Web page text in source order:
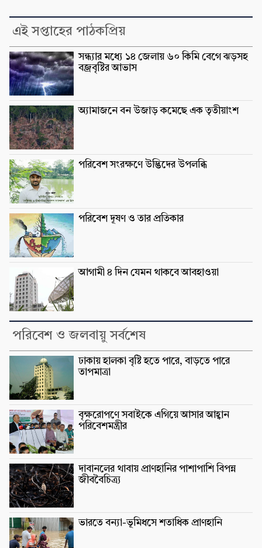
এই সপ্তাহের পাঠকপ্রিয়
সন্ধ্যার মধ্যে ১৪ জেলায় ৬০ কিমি বেগে ঝড়সহ
বজ্রবৃষ্টির আভাস
অ্যামাজনে বন উজাড় কমেছে এক তৃতীয়াংশ
পরিবেশ সংরক্ষণে উদ্ভিদের উপলব্ধি
পরিবেশ দূষণ ও তার প্রতিকার
আগামী ৪ দিন যেমন থাকবে আবহাওয়া
পরিবেশ ও জলবায়ু সর্বশেষ
ঢাকায় হালকা বৃষ্টি হতে পারে, বাড়তে পারে
তাপমাত্রা
বৃক্ষরোপণে সবাইকে এগিয়ে আসার আহ্বান
পরিবেশমন্ত্রীর
দাবানলের থাবায় প্রাণহানির পাশাপাশি বিপন্ন
জীববৈচিত্র্য
ভারতে বন্যা-ভূমিধসে শতাধিক প্রাণহানি